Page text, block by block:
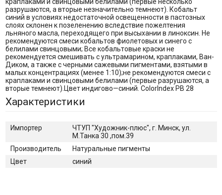
разрушаются, а вторые незначительно темнеют). Кобальт
синий в условиях недостаточной освещенности в пастозных
слоях склонен к позеленению вследствие пожелтения
льняного масла, переходящего при высыхании в линоксин. Не
рекомендуются смеси кобальтов фиолетовых и синего с
белилами свинцовыми; Все кобальтовые краски не
рекомендуется смешивать с ультрамарином, краплаками, Ван-
Диком, а также с черными сажевыми пигментами, взятыми в
малых концентрациях (менее 1:10);не рекомендуются смеси с
краплаками и свинцовыми белилами (первые разрушаются, а
вторые темнеют).Цвет индигово—синий. ColorIndex PB 28
Характеристики
Импортер
ЧТУП "Художник-плюс", г. Минск, ул.
М.Танка 30 ,пом.39
Производитель
Натуральные пигменты
Цвет
синий